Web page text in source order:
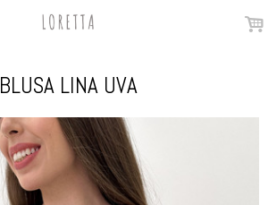
.
BLUSA LINA UVA